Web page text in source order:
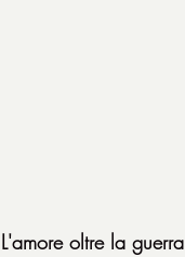
L'amore oltre la guerra